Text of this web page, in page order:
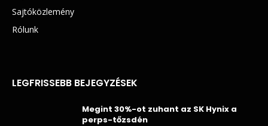
Sajtóközlemény
Rólunk
LEGFRISSEBB BEJEGYZÉSEK
Megint 30%-ot zuhant az SK Hynix a
perps-tőzsdén